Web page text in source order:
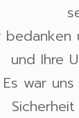
bedanken
und Ihre
Es war